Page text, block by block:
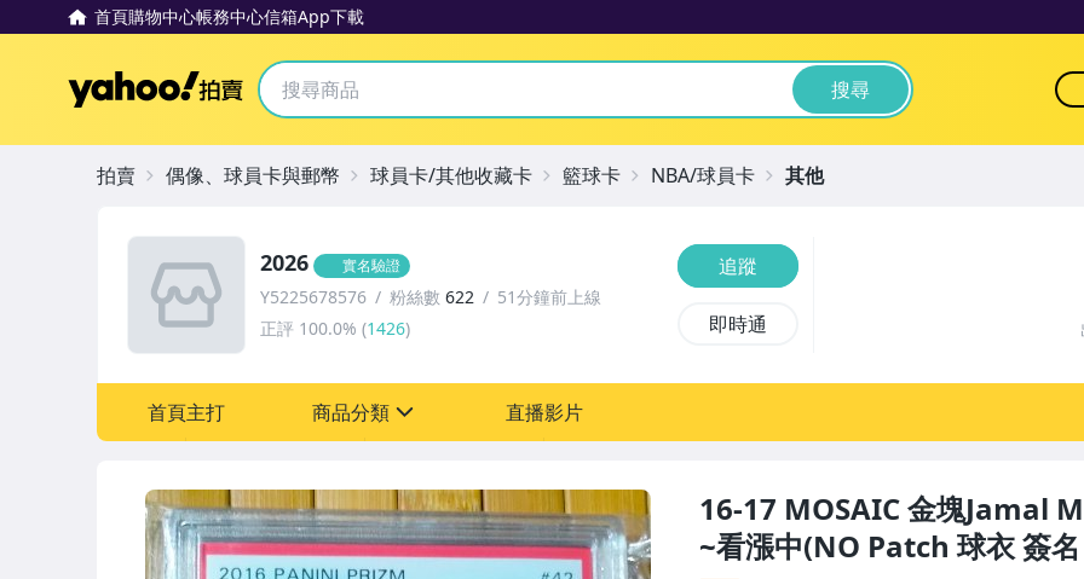
首頁購物中心帳務中心信箱App下載
Yahoo拍賣 搜尋
16-17 MOSAIC 金塊Jamal
~看漲中(NO Patch 球衣 簽
2026 實名驗證
Y5225678576 粉絲數 622
51分鐘前上線
正評 100.0% (1426)
追蹤
即時通
首頁主打 商品分類 直播影片
拍賣 偶像、球員卡與郵幣 球員卡/其他收藏卡 籃球卡 NBA/球員卡 其他